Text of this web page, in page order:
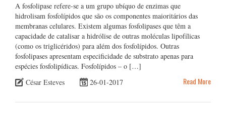
A fosfolipase refere-se a um grupo ubíquo de enzimas que
hidrolisam fosfolípidos que são os componentes maioritários das
membranas celulares. Existem algumas fosfolipases que têm a
capacidade de catalisar a hidrólise de outras moléculas lipofílicas
(como os triglicéridos) para além dos fosfolípidos. Outras
fosfolipases apresentam especificidade de substrato apenas para
espécies fosfolipídicas. Fosfolípidos – o […]
César Esteves
26-01-2017 Read More